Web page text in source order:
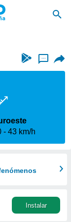
...
43 km/h
Instalar